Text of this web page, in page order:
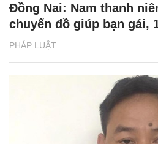
PHÁP LUẬT
Đồng Nai: Nam thanh
chuyển đồ giúp bạn gái,